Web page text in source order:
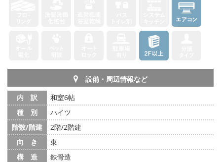
設備・周辺情報など
内 訳
和室6帖
種 別
ハイツ
階数/階建
2階/2階建
向 き
東
構 造
鉄骨造